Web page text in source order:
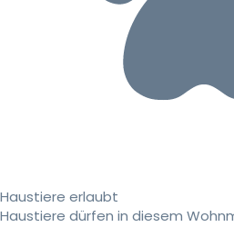
Haustiere erlaubt
Haustiere dürfen in diesem